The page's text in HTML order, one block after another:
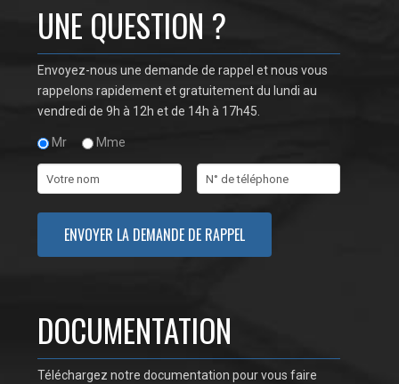
UNE QUESTION ?
Envoyez-nous une demande de rappel et nous vous
rappelons rapidement et gratuitement du lundi au
vendredi de 9h à 12h et de 14h à 17h45.
Mr Mme
DOCUMENTATION
Téléchargez notre documentation pour vous faire